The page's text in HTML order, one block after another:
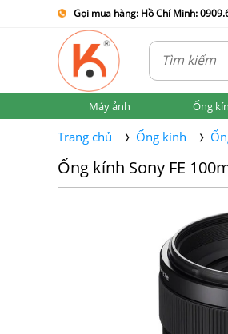
Gọi mua hàng: Hồ Chí Minh:
Máy ảnh Ống
Trang chủ Ống kính
Ống kính Sony FE